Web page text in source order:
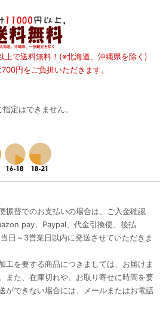
で送料無料！(※北海道、沖縄県を除く)
円をご負担いただきます。
定はできません。
振替でのお支払いの場合は、ご入金確認
pay、Paypal、代金引換便、後払
日～3営業日以内に発送させていただきま
を要する商品につきましては、お届けま
また、在庫切れや、お取り寄せに時間を要
ができない場合には、メールまたはお電話